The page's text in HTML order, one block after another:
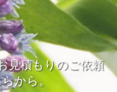
見積もりのご依頼
から。